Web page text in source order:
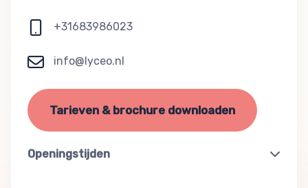
+31683986023
info@lyceo.nl
Tarieven & brochure downloaden
Openingstijden